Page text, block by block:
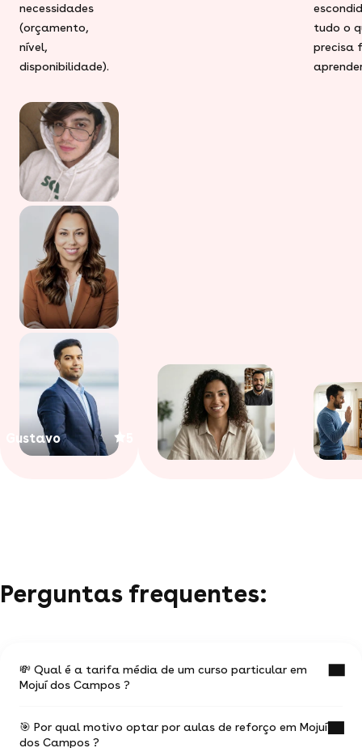
necessidades
(orçamento,
nível,
disponibilidade).
Gustavo
tudo o
precisa
Perguntas frequentes:
💸 Qual é a tarifa média de um curso particular em
Mojuí dos Campos ?
O valor médio de uma aula particular em Mojuí
🎯 Por qual motivo optar por aulas de reforço em Mojuí
dos Campos ?